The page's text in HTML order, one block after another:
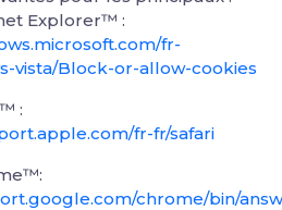
Explorer™ :
fr-
vista/Block-or-allow-cookies
:
fr-fr/safari
chrome/bin/